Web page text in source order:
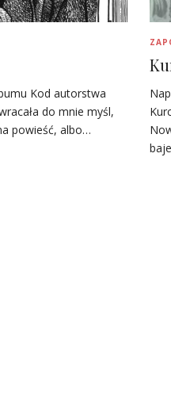
Kod autorstwa
do mnie myśl,
powieść, albo…